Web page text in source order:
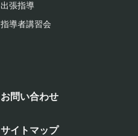
出張指導
指導者講習会
お問い合わせ
サイトマップ